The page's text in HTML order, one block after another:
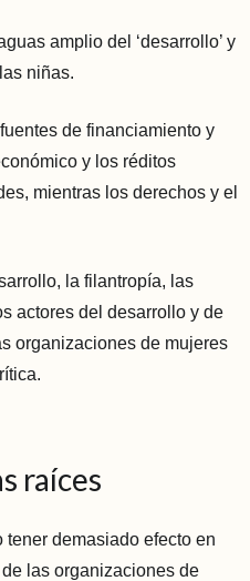
amplio del ‘desarrollo’ y
niñas.
de financiamiento y
y los réditos
mientras los derechos y el
la filantropía, las
actores del desarrollo y de
organizaciones de mujeres
raíces
demasiado efecto en
las organizaciones de